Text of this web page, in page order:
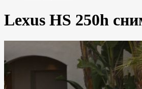
Lexus HS 250h